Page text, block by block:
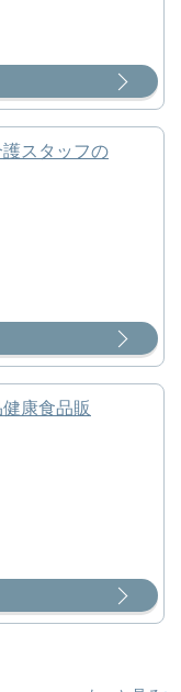
スタッフの
康食品販